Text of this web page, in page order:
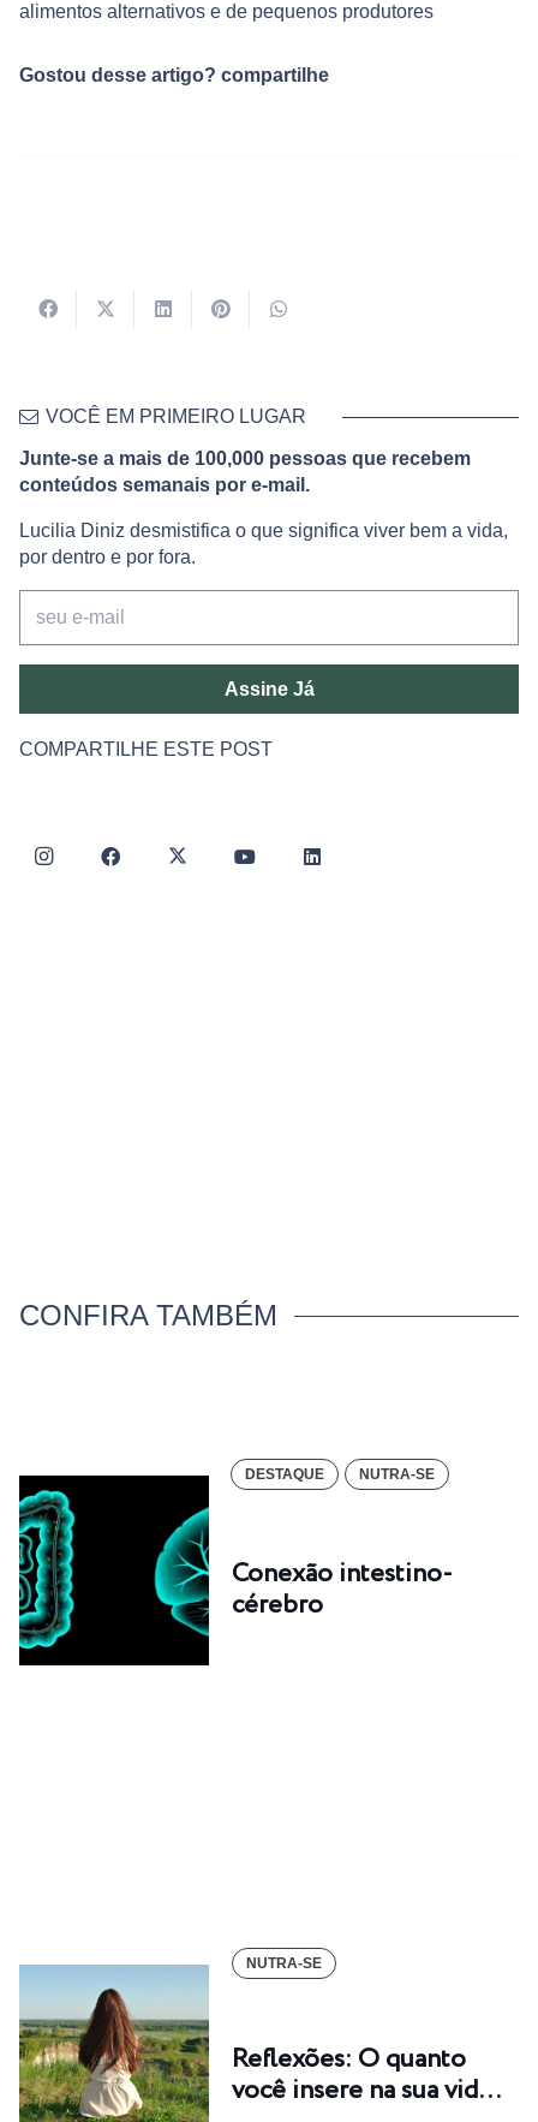
alimentos alternativos e de pequenos produtores
Gostou desse artigo? compartilhe
VOCÊ EM PRIMEIRO LUGAR
Junte-se a mais de 100,000 pessoas que recebem
conteúdos semanais por e-mail.
Lucilia Diniz desmistifica o que significa viver bem a vida,
por dentro e por fora.
Assine Já
COMPARTILHE ESTE POST
CONFIRA TAMBÉM
DESTAQUE NUTRA-SE
Conexão intestino-
cérebro
NUTRA-SE
Reflexões: O quanto
você insere na sua vid…